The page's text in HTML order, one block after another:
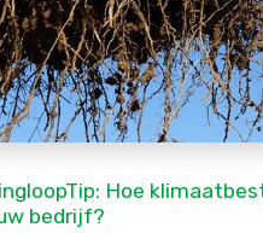
Hoe
bedrijf?